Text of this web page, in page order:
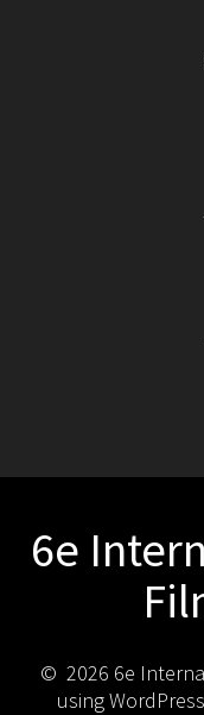
6e
© 2026 6e
using